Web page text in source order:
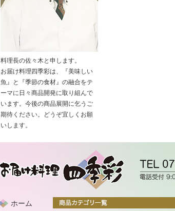
料理長の佐々木と申します。
お届け料理四季彩は、『美味しい
魚』と『季節の食材』の融合をテ
ーマに日々商品開発に取り組んで
います。今後の商品展開に乞うご
期待ください。どうぞ宜しくお願
いします。
ホーム